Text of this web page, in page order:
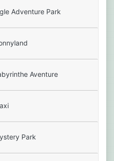
Adventure Park
Aventure
Park